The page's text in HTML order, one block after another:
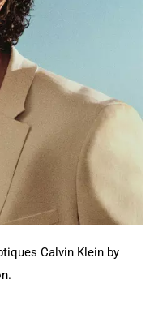
Calvin Klein by